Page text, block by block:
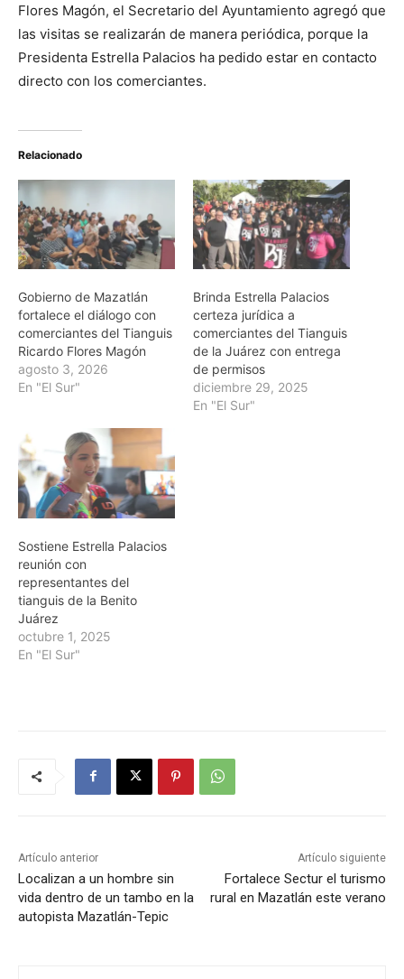
Flores Magón, el Secretario del Ayuntamiento agregó que
las visitas se realizarán de manera periódica, porque la
Presidenta Estrella Palacios ha pedido estar en contacto
directo con los comerciantes.
Relacionado
Gobierno de Mazatlán
fortalece el diálogo con
comerciantes del Tianguis
Ricardo Flores Magón
agosto 3, 2026
En "El Sur"
Brinda Estrella Palacios
certeza jurídica a
comerciantes del Tianguis
de la Juárez con entrega
de permisos
diciembre 29, 2025
En "El Sur"
Sostiene Estrella Palacios
reunión con
representantes del
tianguis de la Benito
Juárez
octubre 1, 2025
En "El Sur"
Artículo anterior
Localizan a un hombre sin
vida dentro de un tambo en la
autopista Mazatlán-Tepic
Artículo siguiente
Fortalece Sectur el turismo
rural en Mazatlán este verano